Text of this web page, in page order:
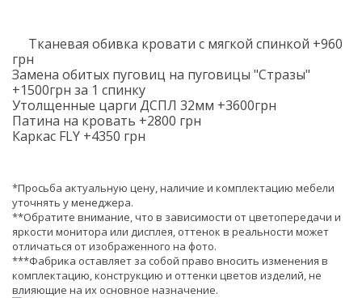
Тканевая обивка кровати с мягкой спинкой +960
грн
Замена обитых пуговиц на пуговицы "Стразы"
+1500грн за 1 спинку
Утолщенные царги ДСПЛ 32мм +3600грн
Патина на кровать +2800 грн
Каркас FLY +4350 грн
*Просьба актуальную цену, наличие и комплектацию мебели
уточнять у менеджера.
**Обратите внимание, что в зависимости от цветопередачи и
яркости монитора или дисплея, оттенок в реальности может
отличаться от изображенного на фото.
***Фабрика оставляет за собой право вносить изменения в
комплектацию, конструкцию и оттенки цветов изделий, не
влияющие на их основное назначение.